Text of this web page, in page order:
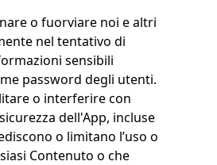
o fuorviare noi e altri
nel tentativo di
sensibili
password degli utenti.
o interferire con
dell'App, incluse
o limitano l’uso o
Contenuto o che